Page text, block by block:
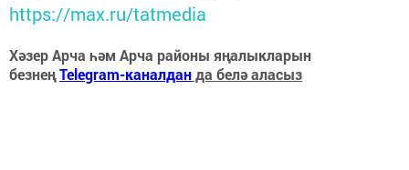
https://max.ru/tatmedia
Хәзер Арча һәм Арча районы яңалыкларын
безнеңTelegram-каналданда белә аласыз